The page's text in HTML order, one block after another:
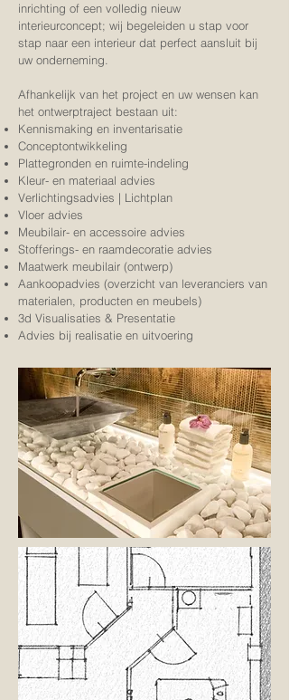
inrichting of een volledig nieuw
interieurconcept; wij begeleiden u stap voor
stap naar een interieur dat perfect aansluit bij
uw onderneming.
Afhankelijk van het project en uw wensen kan
het ontwerptraject bestaan uit:
Kennismaking en inventarisatie
Conceptontwikkeling
Plattegronden en ruimte-indeling
Kleur- en materiaal advies
Verlichtingsadvies | Lichtplan
Vloer advies
Meubilair- en accessoire advies
Stofferings- en raamdecoratie advies
Maatwerk meubilair (ontwerp)
Aankoopadvies (overzicht van leveranciers van
materialen, producten en meubels)
3d Visualisaties & Presentatie
Advies bij realisatie en uitvoering